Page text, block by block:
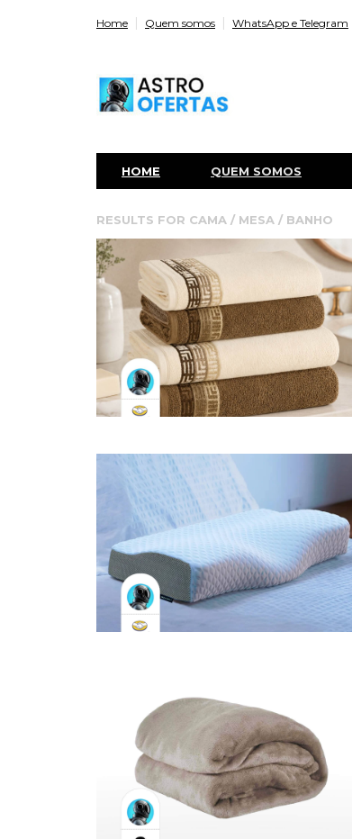
Home Quem somos WhatsApp e Telegram
HOME QUEM SOMOS
RESULTS FOR CAMA / MESA / BANHO